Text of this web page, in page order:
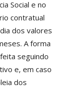
Social e no
contratual
dos valores
A forma
seguindo
e, em caso
dos